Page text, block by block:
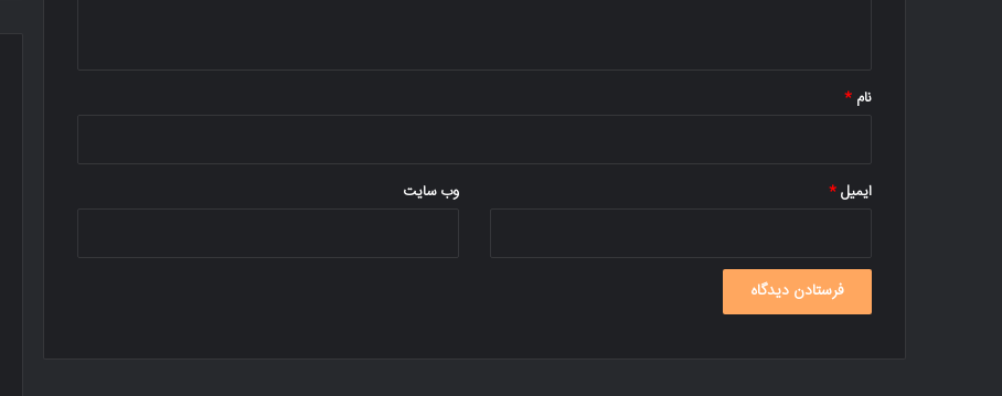
نام *
ایمیل* وب‌ سایت